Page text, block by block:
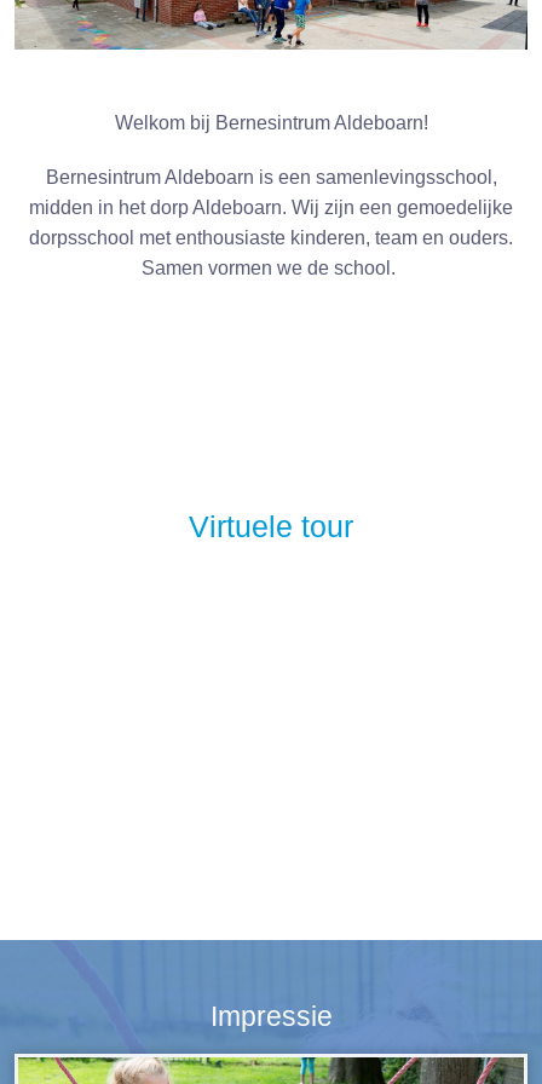
Welkom bij Bernesintrum Aldeboarn!
Bernesintrum Aldeboarn is een samenlevingsschool,
midden in het dorp Aldeboarn. Wij zijn een gemoedelijke
dorpsschool met enthousiaste kinderen, team en ouders.
Samen vormen we de school.
Virtuele tour
Impressie